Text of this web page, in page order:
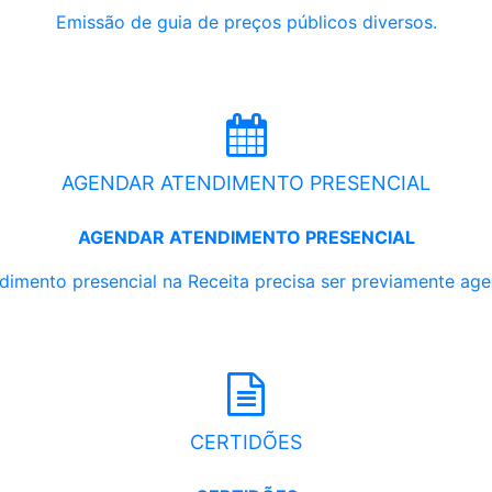
Emissão de guia de preços públicos diversos.
AGENDAR ATENDIMENTO PRESENCIAL
AGENDAR ATENDIMENTO PRESENCIAL
presencial na Receita precisa ser previamente
CERTIDÕES